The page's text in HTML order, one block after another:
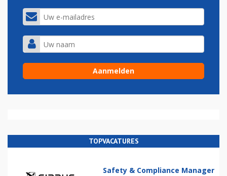
TOPVACATURES
Safety & Compliance Manager